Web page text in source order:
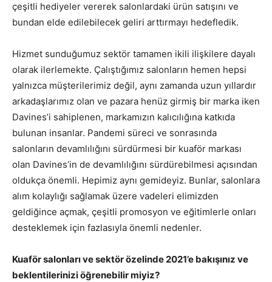
çeşitli hediyeler vererek salonlardaki ürün satışını ve
bundan elde edilebilecek geliri arttırmayı hedefledik.
Hizmet sunduğumuz sektör tamamen ikili ilişkilere dayalı
olarak ilerlemekte. Çalıştığımız salonların hemen hepsi
yalnızca müşterilerimiz değil, aynı zamanda uzun yıllardır
arkadaşlarımız olan ve pazara henüz girmiş bir marka iken
Davines’i sahiplenen, markamızın kalıcılığına katkıda
bulunan insanlar. Pandemi süreci ve sonrasında
salonların devamlılığını sürdürmesi bir kuaför markası
olan Davines’in de devamlılığını sürdürebilmesi açısından
oldukça önemli. Hepimiz aynı gemideyiz. Bunlar, salonlara
alım kolaylığı sağlamak üzere vadeleri elimizden
geldiğince açmak, çeşitli promosyon ve eğitimlerle onları
desteklemek için fazlasıyla önemli nedenler.
Kuaför salonları ve sektör özelinde 2021’e bakışınız ve
beklentilerinizi öğrenebilir miyiz?